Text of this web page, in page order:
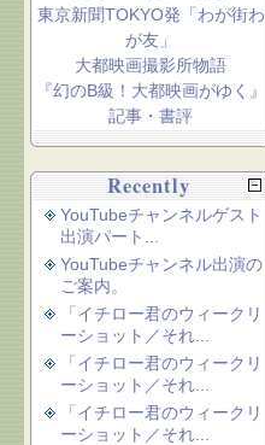
東京新聞TOKYO発「わが街わ
が友」
大都映画撮影所物語
『幻のB級！大都映画がゆく』
記事・書評
Recently
YouTubeチャンネルゲスト
出演パート...
YouTubeチャンネル出演の
ご案内。
「イチロー君のウィークリ
ーショット／それ...
「イチロー君のウィークリ
ーショット／それ...
「イチロー君のウィークリ
ーショット／それ...